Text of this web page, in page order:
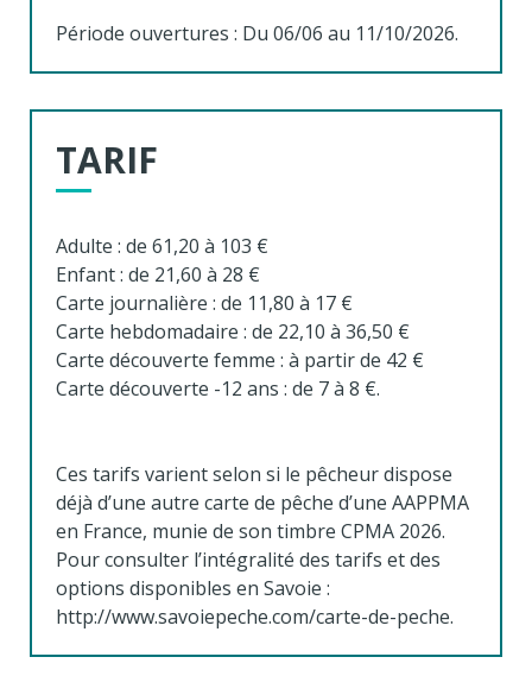
Période ouvertures : Du 06/06 au 11/10/2026.
TARIF
Adulte : de 61,20 à 103 €
Enfant : de 21,60 à 28 €
Carte journalière : de 11,80 à 17 €
Carte hebdomadaire : de 22,10 à 36,50 €
Carte découverte femme : à partir de 42 €
Carte découverte -12 ans : de 7 à 8 €.
Ces tarifs varient selon si le pêcheur dispose
déjà d’une autre carte de pêche d’une AAPPMA
en France, munie de son timbre CPMA 2026.
Pour consulter l’intégralité des tarifs et des
options disponibles en Savoie :
http://www.savoiepeche.com/carte-de-peche.